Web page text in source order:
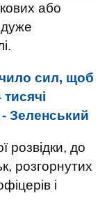
або
дуже
сил, щоб
- Зеленський
розвідки, до
розгорнутих
і